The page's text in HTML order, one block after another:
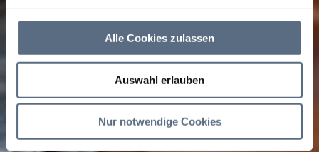
Alle Cookies zulassen
Auswahl erlauben
Nur notwendige Cookies